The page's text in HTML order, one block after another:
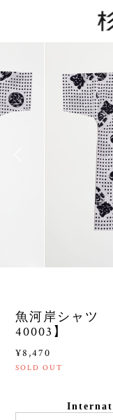
魚河岸シャツ
40003】
¥8,470
SOLD OUT